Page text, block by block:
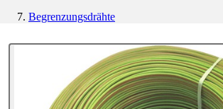
Begrenzungsdrähte